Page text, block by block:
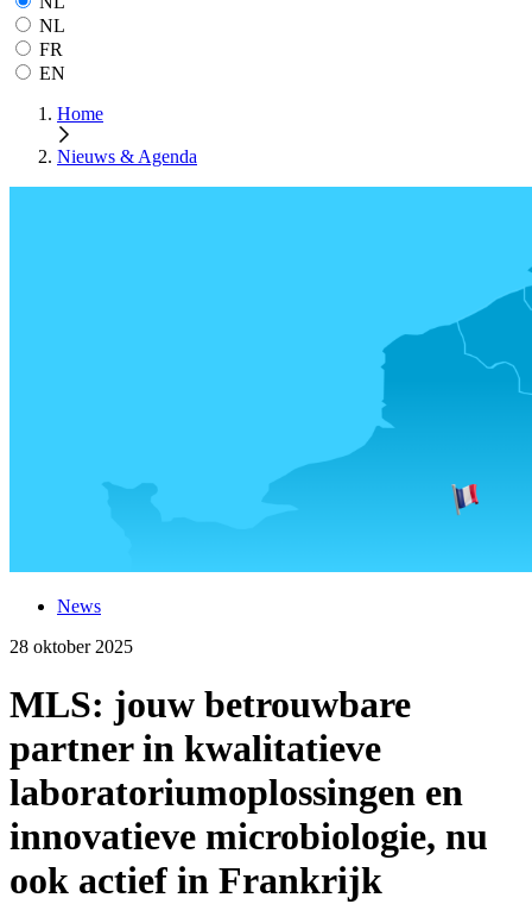
NL
FR
EN
Home
Nieuws & Agenda
News
28 oktober 2025
MLS: jouw betrouwbare
partner in kwalitatieve
laboratoriumoplossingen en
innovatieve microbiologie, nu
ook actief in Frankrijk